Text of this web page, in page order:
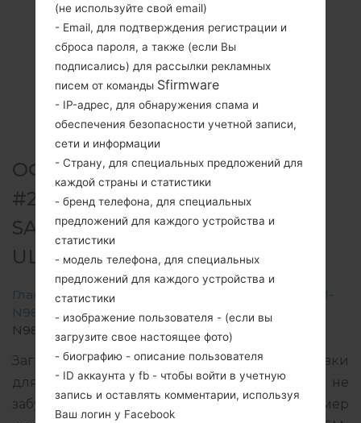
ОФИЦИАЛЬНАЯ ПРОШИВКА
#264038 ДЛЯ SM-N986B -
SAMSUNGGALAXY NOTE 20
ULTRA 5G
Главная →Galaxy Note 20 Ultra 5G
SamsungSM-
N986B
→SM-
N986B_1_20210819092756_bnatylf6qv_fac.zip
Загрузите последнее обновление прошивки
для Samsung Galaxy Note 20 Ultra 5G, но не
забудьте проверить, соответствует ли номер
(не используйте свой email)
- Email, для подтверждения регистрации и
сброса пароля, а также (если Вы
подписались) для рассылки рекламных
писем от команды Sfirmware
- IP-адрес, для обнаружения спама и
обеспечения безопасности учетной записи,
сети и информации
- Страну, для специальных предложений для
каждой страны и статистики
- бренд телефона, для специальных
предложений для каждого устройства и
статистики
- модель телефона, для специальных
предложений для каждого устройства и
статистики
- изображение пользователя - (если вы
загрузите свое настоящее фото)
- биографию - описание пользователя
- ID аккаунта у fb - чтобы войти в учетную
запись и оставлять комментарии, используя
Ваш логин у Facebook